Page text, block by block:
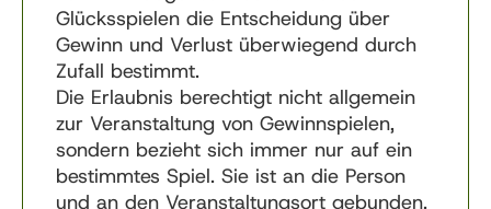
Glücksspielen die Entscheidung über
Gewinn und Verlust überwiegend durch
Zufall bestimmt.
Die Erlaubnis berechtigt nicht allgemein
zur Veranstaltung von Gewinnspielen,
sondern bezieht sich immer nur auf ein
bestimmtes Spiel. Sie ist an die Person
und an den Veranstaltungsort gebunden.